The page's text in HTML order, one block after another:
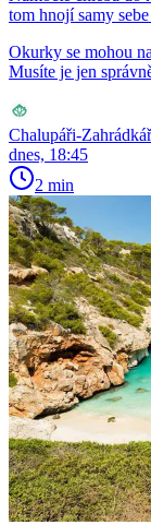
tom hnojí samy
Okurky se mohou
Musíte je jen
Chalupáři-
dnes, 18:45
2 min